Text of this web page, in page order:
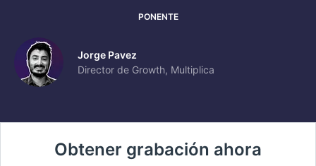
PONENTE
Jorge Pavez
Director de Growth, Multiplica
Obtener grabación ahora